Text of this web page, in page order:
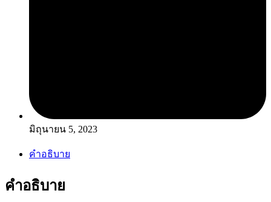
มิถุนายน 5, 2023
คำอธิบาย
คำอธิบาย